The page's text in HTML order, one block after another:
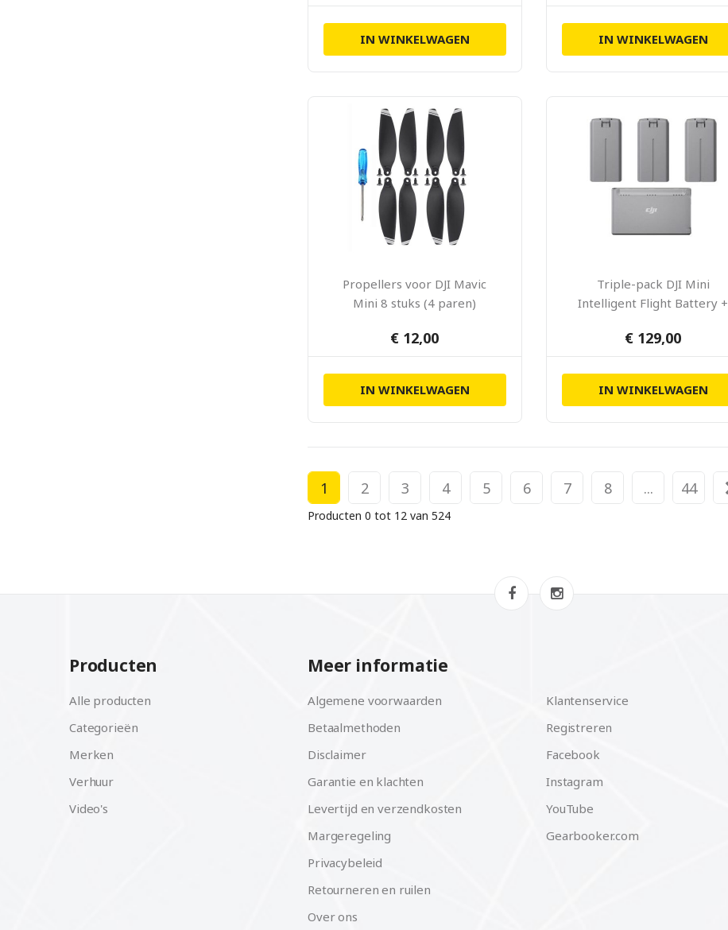
IN WINKELWAGEN IN WINKELWAGEN
Propellers voor DJI Mavic
Mini 8 stuks (4 paren)
€ 12,00
IN WINKELWAGEN
Triple-pack DJI Mini
Intelligent Flight Battery +
€ 129,00
IN WINKELWAGEN
1 2 3 4 5 6 7 8 ... 44
Producten 0 tot 12 van 524
Producten
Alle producten
Categorieën
Merken
Verhuur
Video's
Meer informatie
Algemene voorwaarden
Betaalmethoden
Disclaimer
Garantie en klachten
Levertijd en verzendkosten
Margeregeling
Privacybeleid
Retourneren en ruilen
Over ons
Klantenservice
Registreren
Facebook
Instagram
YouTube
Gearbooker.com